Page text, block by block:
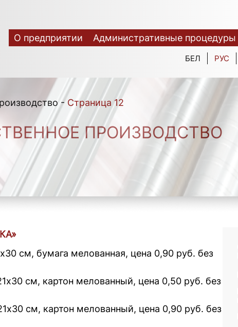
БЕЛ РУС
О предприятии Административные процедуры
- Страница 12
ПРОИЗВОДСТВО
см, бумага мелованная, цена 0,90 руб. без
см, картон мелованный, цена 0,50 руб. без
см, картон мелованный, цена 0,90 руб. без